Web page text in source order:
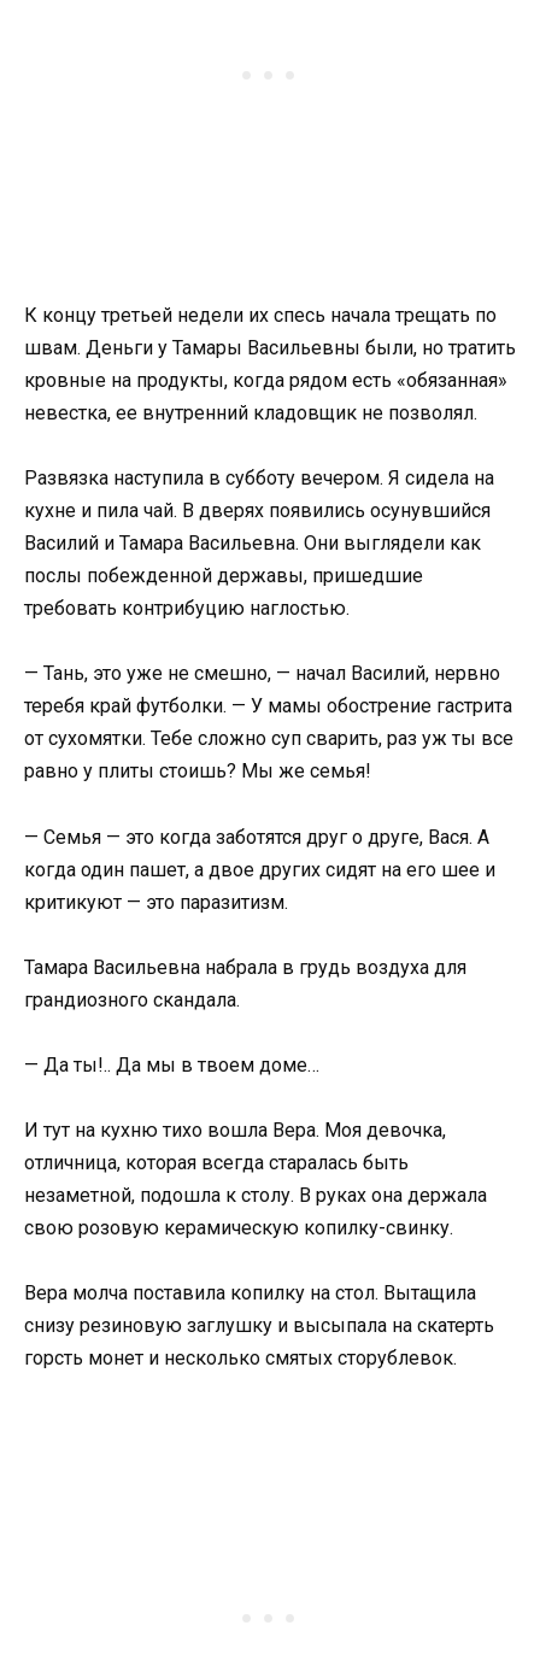
К концу третьей недели их спесь начала трещать по
швам. Деньги у Тамары Васильевны были, но тратить
кровные на продукты, когда рядом есть «обязанная»
невестка, ее внутренний кладовщик не позволял.
Развязка наступила в субботу вечером. Я сидела на
кухне и пила чай. В дверях появились осунувшийся
Василий и Тамара Васильевна. Они выглядели как
послы побежденной державы, пришедшие
требовать контрибуцию наглостью.
— Тань, это уже не смешно, — начал Василий, нервно
теребя край футболки. — У мамы обострение гастрита
от сухомятки. Тебе сложно суп сварить, раз уж ты все
равно у плиты стоишь? Мы же семья!
— Семья — это когда заботятся друг о друге, Вася. А
когда один пашет, а двое других сидят на его шее и
критикуют — это паразитизм.
Тамара Васильевна набрала в грудь воздуха для
грандиозного скандала.
— Да ты!.. Да мы в твоем доме…
И тут на кухню тихо вошла Вера. Моя девочка,
отличница, которая всегда старалась быть
незаметной, подошла к столу. В руках она держала
свою розовую керамическую копилку-свинку.
Вера молча поставила копилку на стол. Вытащила
снизу резиновую заглушку и высыпала на скатерть
горсть монет и несколько смятых сторублевок.